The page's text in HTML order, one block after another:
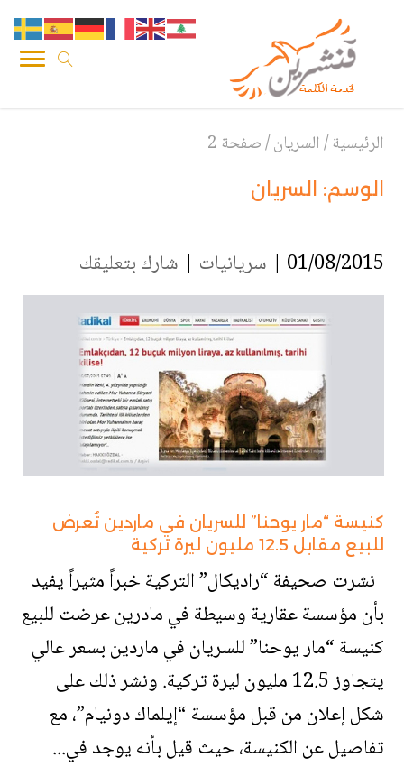
الرئيسية/السريان/صفحة 2
الوسم: السريان
01/08/2015 | سريانيات | شارك بتعليقك
كنيسة “مار يوحنا” للسريان في ماردين تُعرض
للبيع مقابل 12.5 مليون ليرة تركية
نشرت صحيفة “راديكال” التركية خبراً مثيراً يفيد
بأن مؤسسة عقارية وسيطة في مادرين عرضت للبيع
كنيسة “مار يوحنا” للسريان في ماردين بسعر عالي
يتجاوز 12.5 مليون ليرة تركية. ونشر ذلك على
شكل إعلان من قبل مؤسسة “إيلماك دونيام”، مع
تفاصيل عن الكنيسة، حيث قيل بأنه يوجد في...